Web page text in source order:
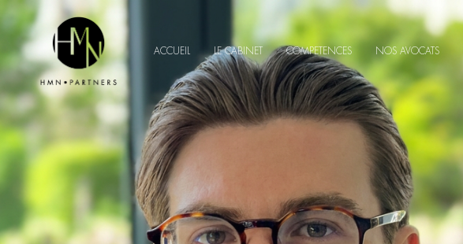
ACCUEIL LE CABINET COMPETENCES NOS AVOCATS